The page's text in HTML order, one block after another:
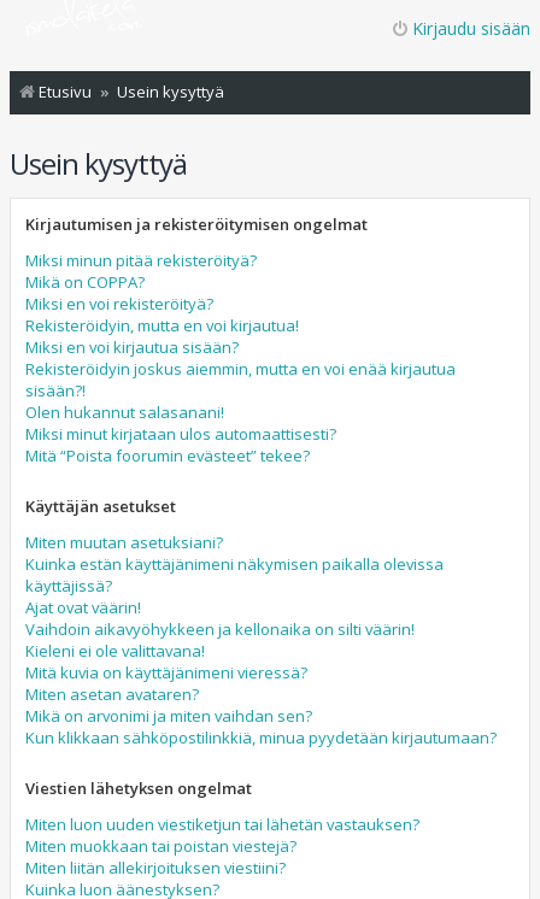
Kirjaudu sisään
Etusivu Usein kysyttyä
Usein kysyttyä
Kirjautumisen ja rekisteröitymisen ongelmat
Miksi minun pitää rekisteröityä?
Mikä on COPPA?
Miksi en voi rekisteröityä?
Rekisteröidyin, mutta en voi kirjautua!
Miksi en voi kirjautua sisään?
Rekisteröidyin joskus aiemmin, mutta en voi enää kirjautua
sisään?!
Olen hukannut salasanani!
Miksi minut kirjataan ulos automaattisesti?
Mitä “Poista foorumin evästeet” tekee?
Käyttäjän asetukset
Miten muutan asetuksiani?
Kuinka estän käyttäjänimeni näkymisen paikalla olevissa
käyttäjissä?
Ajat ovat väärin!
Vaihdoin aikavyöhykkeen ja kellonaika on silti väärin!
Kieleni ei ole valittavana!
Mitä kuvia on käyttäjänimeni vieressä?
Miten asetan avataren?
Mikä on arvonimi ja miten vaihdan sen?
Kun klikkaan sähköpostilinkkiä, minua pyydetään kirjautumaan?
Viestien lähetyksen ongelmat
Miten luon uuden viestiketjun tai lähetän vastauksen?
Miten muokkaan tai poistan viestejä?
Miten liitän allekirjoituksen viestiini?
Kuinka luon äänestyksen?